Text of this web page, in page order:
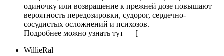
одиночку или возвращение к прежней дозе повышают
вероятность передозировки, судорог, сердечно-
сосудистых осложнений и психозов.
Подробнее можно узнать тут — [
WillieRal